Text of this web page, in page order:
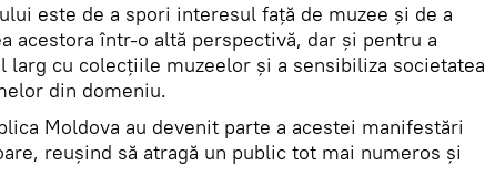
este de a spori interesul faţă de muzee şi de a
acestora într-o altă perspectivă, dar și pentru a
larg cu colecţiile muzeelor și a sensibiliza societatea
din domeniu.
Moldova au devenit parte a acestei manifestări
reuşind să atragă un public tot mai numeros și